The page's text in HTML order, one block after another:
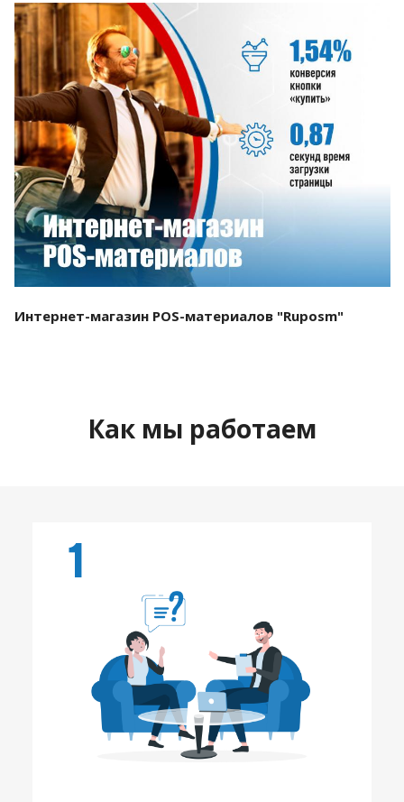
Смотреть проект
Интернет-магазин POS-материалов "Ruposm"
Как мы работаем
1